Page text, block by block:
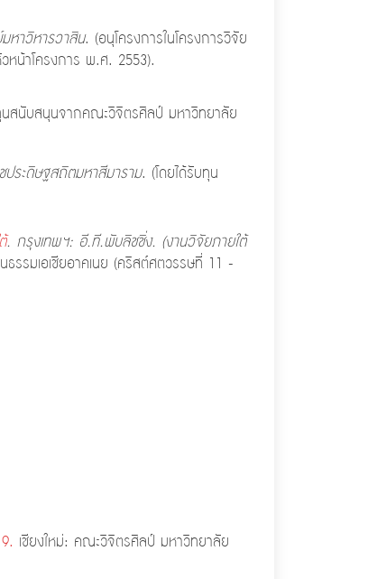
หาวิหารวาสิน. (อนุโครงการในโครงการวิจัย
หน้าโครงการ พ.ศ. 2553).
นสนับสนุนจากคณะวิจิตรศิลป์ มหาวิทยาลัย
ประดิษฐสถิตมหาสีมาราม. (โดยได้รับทุน
. กรุงเทพฯ: อี.ที.พับลิชชิ่ง. (งานวิจัยภายใต้
รรมเอเชียอาคเนย (คริสต์ศตวรรษที่ 11 -
เชียงใหม่: คณะวิจิตรศิลป์ มหาวิทยาลัย